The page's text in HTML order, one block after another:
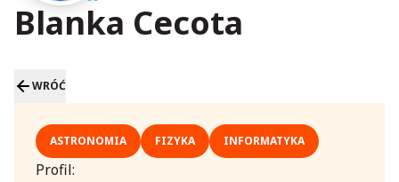
Blanka Cecota
WRÓĆ
ASTRONOMIA FIZYKA INFORMATYKA
Profil: